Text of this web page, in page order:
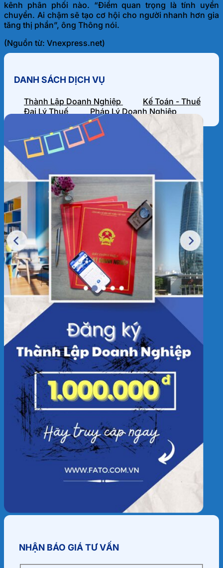
kênh phân phối nào. “Điểm quan trọng là tính uyển
chuyển. Ai chậm sẽ tạo cơ hội cho người nhanh hơn gia
tăng thị phần”, ông Thông nói.
(Nguồn từ: Vnexpress.net)
DANH SÁCH DỊCH VỤ
Thành Lập Doanh Nghiệp
Kế Toán - Thuế
Đại Lý Thuế
Pháp Lý Doanh Nghiệp
HỒ SƠ NĂNG LỰC
NHẬN BÁO GIÁ TƯ VẤN